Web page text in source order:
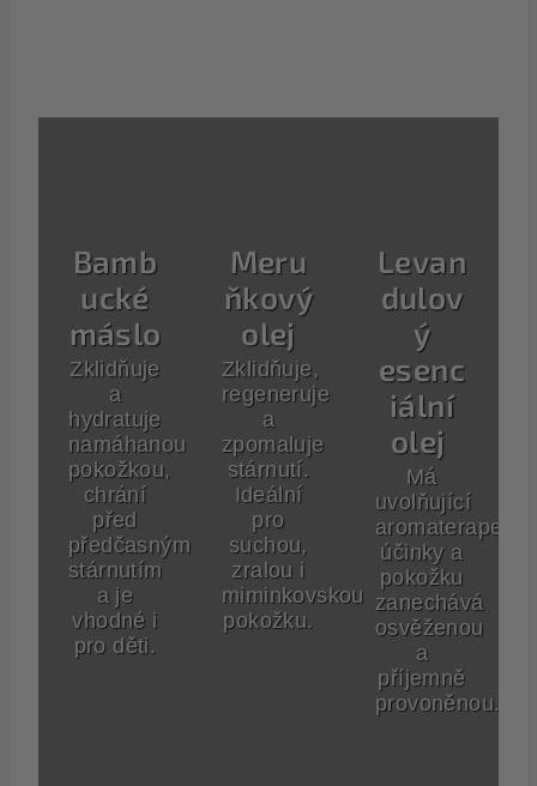
Bamb
ucké
máslo
Zklidňuje
a
hydratuje
namáhanou
pokožkou,
chrání
před
předčasným
stárnutím
a je
vhodné i
pro děti.
Meru
ňkový
olej
Zklidňuje,
regeneruje
a
zpomaluje
stárnutí.
Ideální
pro
suchou,
zralou i
miminkovskou
pokožku.
Levan
dulov
ý
esenc
iální
olej
Má
uvolňující
účinky a
pokožku
zanechává
osvěženou
a
příjemně
provoněnou.